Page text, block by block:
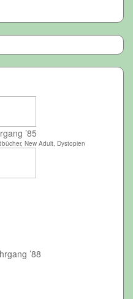
’85
New Adult, Dystopien
’88